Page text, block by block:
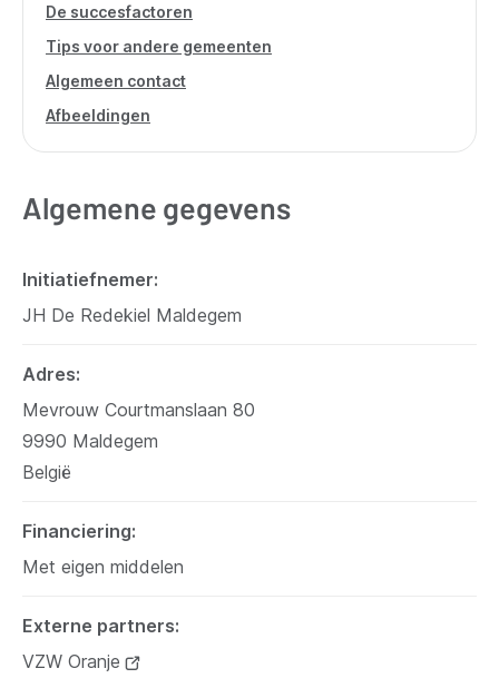
De succesfactoren
Tips voor andere gemeenten
Algemeen contact
Afbeeldingen
Algemene gegevens
Initiatiefnemer
JH De Redekiel Maldegem
Adres
Mevrouw Courtmanslaan 80
9990 Maldegem
België
Financiering
Met eigen middelen
Externe partners
VZW Oranje